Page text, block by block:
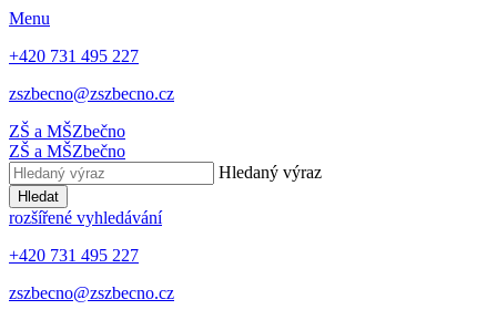
Menu
+420 731 495 227
zszbecno@zszbecno.cz
ZŠ a MŠZbečno
ZŠ a MŠZbečno
Hledaný výraz
Hledat
rozšířené vyhledávání
+420 731 495 227
zszbecno@zszbecno.cz